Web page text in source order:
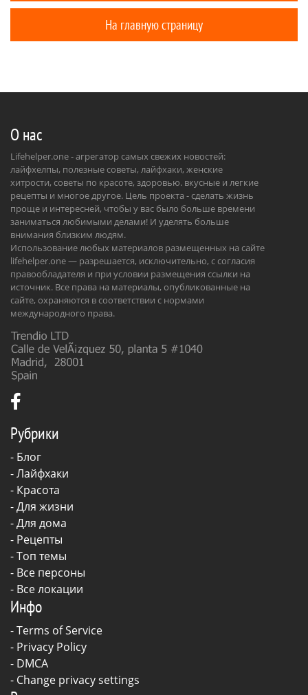
На главную страницу
О нас
Lifehelper.one - агрегатор самых свежих новостей:
лайфхелпы, полезные советы, лайфхаки, женские
хитрости, советы по красоте, здоровью. вкусные и легкие
рецепты и многое другое. Цель проекта - сделать жизнь
проще и интересней, чтобы у вас было больше времени
заниматься любимыми делами! И уделять больше
внимания близким людям.
Использование любых материалов размещенных на сайте
lifehelper.one — разрешается, исключительно, с согласия
правообладателя и при условии размещения ссылки на
источник. Все права на материалы, опубликованные на
сайте, охраняются в соответствии с нормами
международного права.
Рубрики
- Блог
-Лайфхаки
- Красота
-Для жизни
-Для дома
- Рецепты
- Топ темы
- Все персоны
- Все локации
Инфо
-Terms of Service
- Privacy Policy
- DMCA
- Change privacy settings